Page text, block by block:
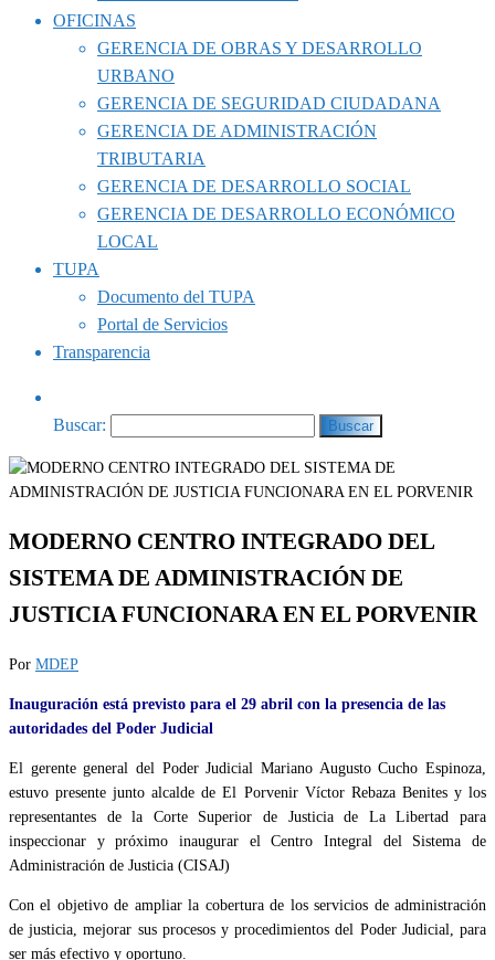
OFICINAS
GERENCIA DE OBRAS Y DESARROLLO
URBANO
GERENCIA DE SEGURIDAD CIUDADANA
GERENCIA DE ADMINISTRACIÓN
TRIBUTARIA
GERENCIA DE DESARROLLO SOCIAL
GERENCIA DE DESARROLLO ECONÓMICO
LOCAL
TUPA
Documento del TUPA
Portal de Servicios
Transparencia
Buscar:
MODERNO CENTRO INTEGRADO DEL
SISTEMA DE ADMINISTRACIÓN DE
JUSTICIA FUNCIONARA EN EL PORVENIR
Por MDEP
Inauguración está previsto para el 29 abril con la presencia de las
autoridades del Poder Judicial
El gerente general del Poder Judicial Mariano Augusto Cucho Espinoza,
estuvo presente junto alcalde de El Porvenir Víctor Rebaza Benites y los
representantes de la Corte Superior de Justicia de La Libertad para
inspeccionar y próximo inaugurar el Centro Integral del Sistema de
Administración de Justicia (CISAJ)
Con el objetivo de ampliar la cobertura de los servicios de administración
de justicia, mejorar sus procesos y procedimientos del Poder Judicial, para
ser más efectivo y oportuno.